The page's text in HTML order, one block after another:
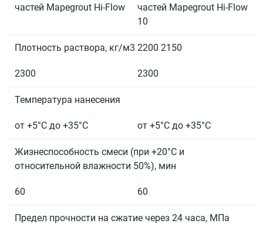
Библиотека
Контакты
495
727-
37
info@tempstroy.ru
частей Mapegrout Hi-Flow
частей Mapegrout Hi-Flow
10
Плотность раствора, кг/м3 2200 2150
2300 2300
Температура нанесения
от +5°С до +35°С от +5°С до +35°С
Жизнеспособность смеси (при +20°С и
относительной влажности 50%), мин
60 60
Предел прочности на сжатие через 24 часа, МПа